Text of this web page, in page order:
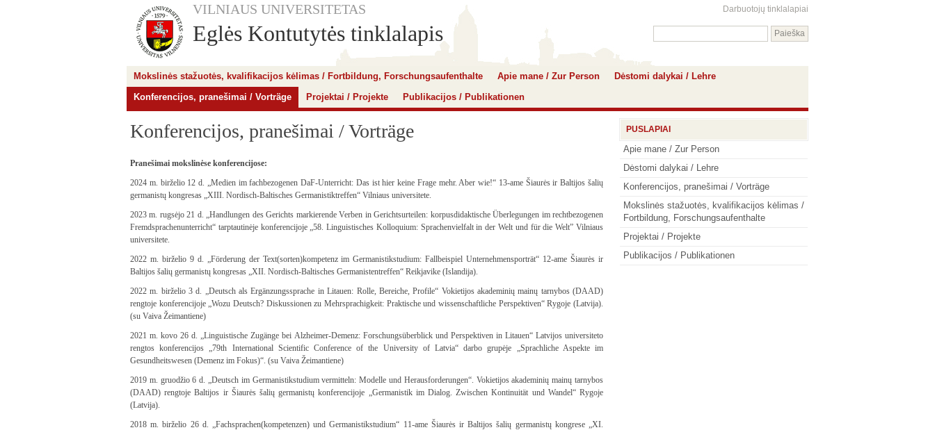
VILNIAUS UNIVERSITETAS Darbuotojų tinklalapiai
Eglės Kontutytės tinklalapis
Mokslinės stažuotės, kvalifikacijos kėlimas / Fortbildung, Forschungsaufenthalte Apie mane / Zur Person
Dėstomi dalykai / Lehre
Konferencijos, pranešimai / Vorträge
Projektai / Projekte Publikacijos / Publikationen
Konferencijos, pranešimai / Vorträge
Pranešimai mokslinėse konferencijose:
2024 m. birželio 12 d. „Medien im fachbezogenen DaF-Unterricht: Das ist hier keine Frage mehr. Aber wie!“ 13-ame Šiaurės ir Baltijos šalių
germanistų kongresas „XIII. Nordisch-Baltisches Germanistiktreffen“ Vilniaus universitete.
2023 m. rugsėjo 21 d. „Handlungen des Gerichts markierende Verben in Gerichtsurteilen: korpusdidaktische Überlegungen im rechtbezogenen
Fremdsprachenunterricht“ tarptautinėje konferencijoje „58. Linguistisches Kolloquium: Sprachenvielfalt in der Welt und für die Welt” Vilniaus
universitete.
2022 m. birželio 9 d. „Förderung der Text(sorten)kompetenz im Germanistikstudium: Fallbeispiel Unternehmensporträt“ 12-ame Šiaurės ir
Baltijos šalių germanistų kongresas „XII. Nordisch-Baltisches Germanistentreffen“ Reikjavike (Islandija).
2022 m. birželio 3 d. „Deutsch als Ergänzungssprache in Litauen: Rolle, Bereiche, Profile“ Vokietijos akademinių mainų tarnybos (DAAD)
rengtoje konferencijoje „Wozu Deutsch? Diskussionen zu Mehrsprachigkeit: Praktische und wissenschaftliche Perspektiven“ Rygoje (Latvija).
(su Vaiva Žeimantiene)
2021 m. kovo 26 d. „Linguistische Zugänge bei Alzheimer-Demenz: Forschungsüberblick und Perspektiven in Litauen“ Latvijos universiteto
rengtos konferencijos „79th International Scientific Conference of the University of Latvia“ darbo grupėje „Sprachliche Aspekte im
Gesundheitswesen (Demenz im Fokus)“. (su Vaiva Žeimantiene)
2019 m. gruodžio 6 d. „Deutsch im Germanistikstudium vermitteln: Modelle und Herausforderungen“. Vokietijos akademinių mainų tarnybos
(DAAD) rengtoje Baltijos ir Šiaurės šalių germanistų konferencijoje „Germanistik im Dialog. Zwischen Kontinuität und Wandel“ Rygoje
(Latvija).
2018 m. birželio 26 d. „Fachsprachen(kompetenzen) und Germanistikstudium“ 11-ame Šiaurės ir Baltijos šalių germanistų kongrese „XI.
PUSLAPIAI
Apie mane / Zur Person
Dėstomi dalykai / Lehre
Konferencijos, pranešimai / Vorträge
Mokslinės stažuotės, kvalifikacijos kėlimas /
Fortbildung, Forschungsaufenthalte
Projektai / Projekte
Publikacijos / Publikationen